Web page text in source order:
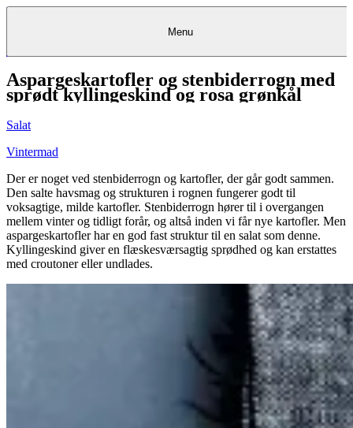
KantineKantineKantine
FrokostordningFrokostordningFrokostordning
Catering Catering&&Events Events Catering & Events
Opskrifter
RestauranterRestauranter&& BagerierBagerierRestauranter &
Bagerier
FoodserviceFoodserviceFoodservice
rådgivning
Eventkalender
KøbKøbgavekortgavekortKøb gavekort
KundeserviceKundeserviceKundeservice
Menu
Aspargeskartofler og stenbiderrogn med
sprødt kyllingeskind og rosa grønkål
Salat
Vintermad
Der er noget ved stenbiderrogn og kartofler, der går godt sammen.
Den salte havsmag og strukturen i rognen fungerer godt til
voksagtige, milde kartofler. Stenbiderrogn hører til i overgangen
mellem vinter og tidligt forår, og altså inden vi får nye kartofler. Men
aspargeskartofler har en god fast struktur til en salat som denne.
Kyllingeskind giver en flæskesværsagtig sprødhed og kan erstattes
med croutoner eller undlades.